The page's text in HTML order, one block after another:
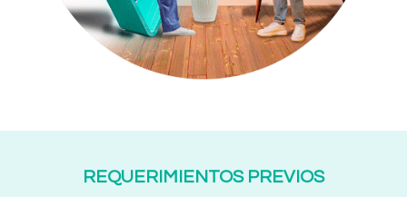
REQUERIMIENTOS PREVIOS